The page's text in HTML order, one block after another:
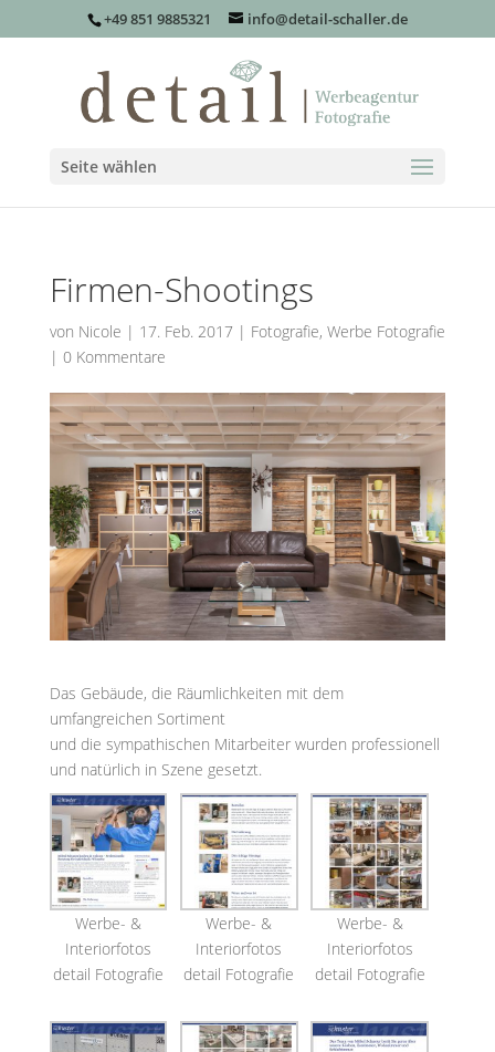
+49 851 9885321 info@detail-schaller.de
Seite wählen
Firmen-Shootings
von Nicole | 17. Feb. 2017| Fotografie, Werbe Fotografie
| 0 Kommentare
Das Gebäude, die Räumlichkeiten mit dem
umfangreichen Sortiment
und die sympathischen Mitarbeiter wurden professionell
und natürlich in Szene gesetzt.
Werbe- &
Interiorfotos
detail Fotografie
Werbe- &
Interiorfotos
detail Fotografie
Werbe- &
Interiorfotos
detail Fotografie